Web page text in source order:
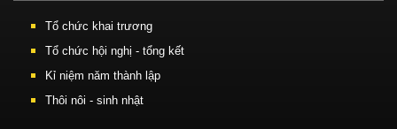
Tổ chức khai trương
Tổ chức hội nghị - tổng kết
Kỉ niệm năm thành lập
Thôi nôi - sinh nhật